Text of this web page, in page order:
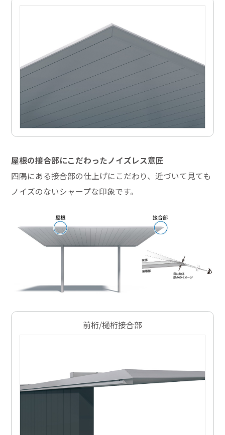
屋根の接合部にこだわったノイズレス意匠
四隅にある接合部の仕上げにこだわり、近づいて見ても
ノイズのないシャープな印象です。
前桁/樋桁接合部